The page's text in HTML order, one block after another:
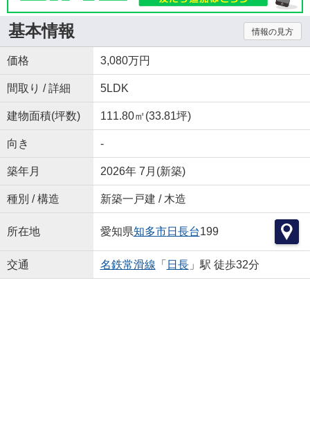
基本情報 情報の見方
価格 3,080万円
間取り / 詳細 5LDK
建物面積(坪数) 111.80㎡(33.81坪)
向き -
築年月 2026年 7月(新築)
種別 / 構造 新築一戸建 / 木造
所在地 愛知県知多市日長台199
交通 名鉄常滑線 「 日長」駅 徒歩32分